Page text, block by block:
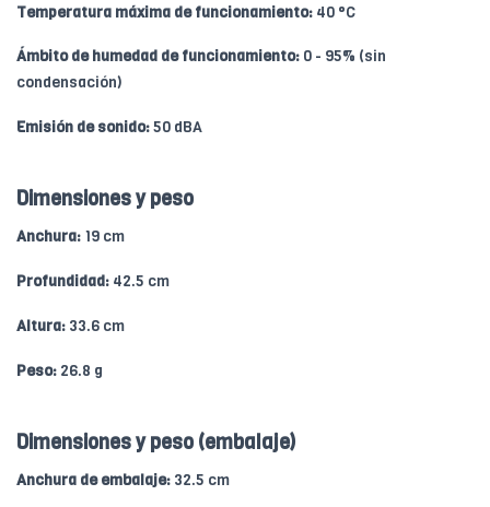
Temperatura máxima de funcionamiento: 40 °C
Ámbito de humedad de funcionamiento: 0 - 95% (sin
condensación)
Emisión de sonido:50 dBA
Dimensiones y peso
Anchura: 19 cm
Profundidad: 42.5 cm
Altura: 33.6 cm
Peso: 26.8 g
Dimensiones y peso (embalaje)
Anchura de embalaje: 32.5 cm